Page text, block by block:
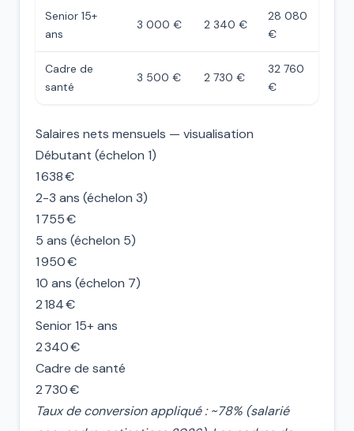
Senior 15+
ans
3 000 € 2 340 €
28 080
€
Cadre de
santé
3 500 € 2 730 €
32 760
€
Salaires nets mensuels — visualisation
Débutant (échelon 1)
1 638 €
2-3 ans (échelon 3)
1 755 €
5 ans (échelon 5)
1 950 €
10 ans (échelon 7)
2 184 €
Senior 15+ ans
2 340 €
Cadre de santé
2 730 €
Taux de conversion appliqué : ~78% (salarié